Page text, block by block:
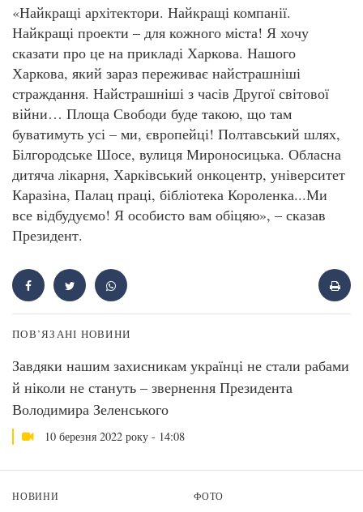
«Найкращі архітектори. Найкращі компанії.
Найкращі проекти – для кожного міста! Я хочу
сказати про це на прикладі Харкова. Нашого
Харкова, який зараз переживає найстрашніші
страждання. Найстрашніші з часів Другої світової
війни… Площа Свободи буде такою, що там
буватимуть усі – ми, європейці! Полтавський шлях,
Білгородське Шосе, вулиця Мироносицька. Обласна
дитяча лікарня, Харківський онкоцентр, університет
Каразіна, Палац праці, бібліотека Короленка...Ми
все відбудуємо! Я особисто вам обіцяю», – сказав
Президент.
ПОВ’ЯЗАНІ НОВИНИ
Завдяки нашим захисникам українці не стали рабами
й ніколи не стануть – звернення Президента
Володимира Зеленського
10 березня 2022 року - 14:08
НОВИНИ ФОТО